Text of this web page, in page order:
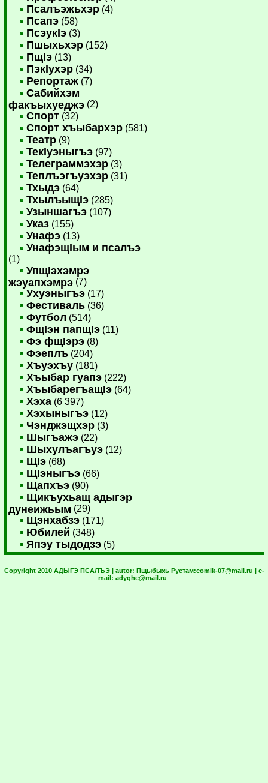
Псалъэжьхэр (4)
Псапэ (58)
ПсэукIэ (3)
Пшыхьхэр (152)
ПщIэ (13)
ПэкIухэр (34)
Репортаж (7)
Сабийхэм
факъыхуеджэ (2)
Спорт (32)
Спорт хъыбархэр (581)
Театр (9)
ТекIуэныгъэ (97)
Телеграммэхэр (3)
Теплъэгъуэхэр (31)
Тхыдэ (64)
ТхылъыщIэ (285)
Узыншагъэ (107)
Указ (155)
Унафэ (13)
УнафэщIым и псалъэ
(1)
УпщIэхэмрэ
жэуапхэмрэ (7)
Ухуэныгъэ (17)
Фестиваль (36)
Футбол (514)
ФщIэн папщIэ (11)
Фэ фщIэрэ (8)
Фэеплъ (204)
Хъуэхъу (181)
Хъыбар гуапэ (222)
ХъыбарегъащIэ (64)
Хэха (6 397)
Хэхыныгъэ (12)
Чэнджэщхэр (3)
Шыгъажэ (22)
Шыхулъагъуэ (12)
ЩIэ (68)
ЩIэныгъэ (66)
Щапхъэ (90)
Щикъухьащ адыгэр
дунеижьым (29)
Щэнхабзэ (171)
Юбилей (348)
Япэу тыдодзэ (5)
Copyright 2010 АДЫГЭ ПСАЛЪЭ | autor: Пщыбыхь Рустам:comik-07@mail.ru | e-
mail: adyghe@mail.ru